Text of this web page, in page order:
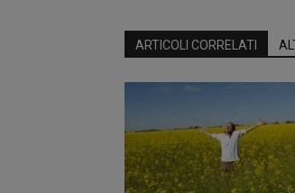
ARTICOLI CORRELATI